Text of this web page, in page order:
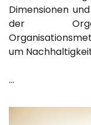
Dimensionen
der
um
…